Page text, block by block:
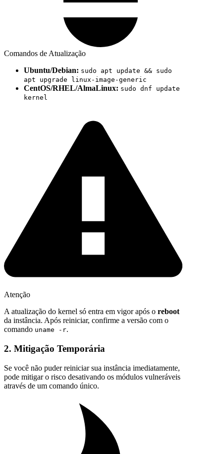
Comandos de Atualização
Ubuntu/Debian: sudo apt update && sudo
apt upgrade linux-image-generic
CentOS/RHEL/AlmaLinux: sudo dnf update
kernel
Atenção
A atualização do kernel só entra em vigor após o reboot
da instância. Após reiniciar, confirme a versão com o
comando uname -r.
2. Mitigação Temporária
Se você não puder reiniciar sua instância imediatamente,
pode mitigar o risco desativando os módulos vulneráveis
através de um comando único.